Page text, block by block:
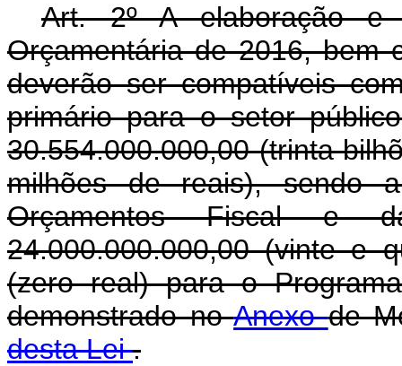
Art. 2º A elaboração
Orçamentária de 2016, bem
deverão ser compatíveis
primário para o setor
30.554.000.000,00 (trinta
milhões de reais), sendo
Orçamentos Fiscal e
24.000.000.000,00 (vinte e
(zero real) para o
demonstrado noAnexode
desta Lei.